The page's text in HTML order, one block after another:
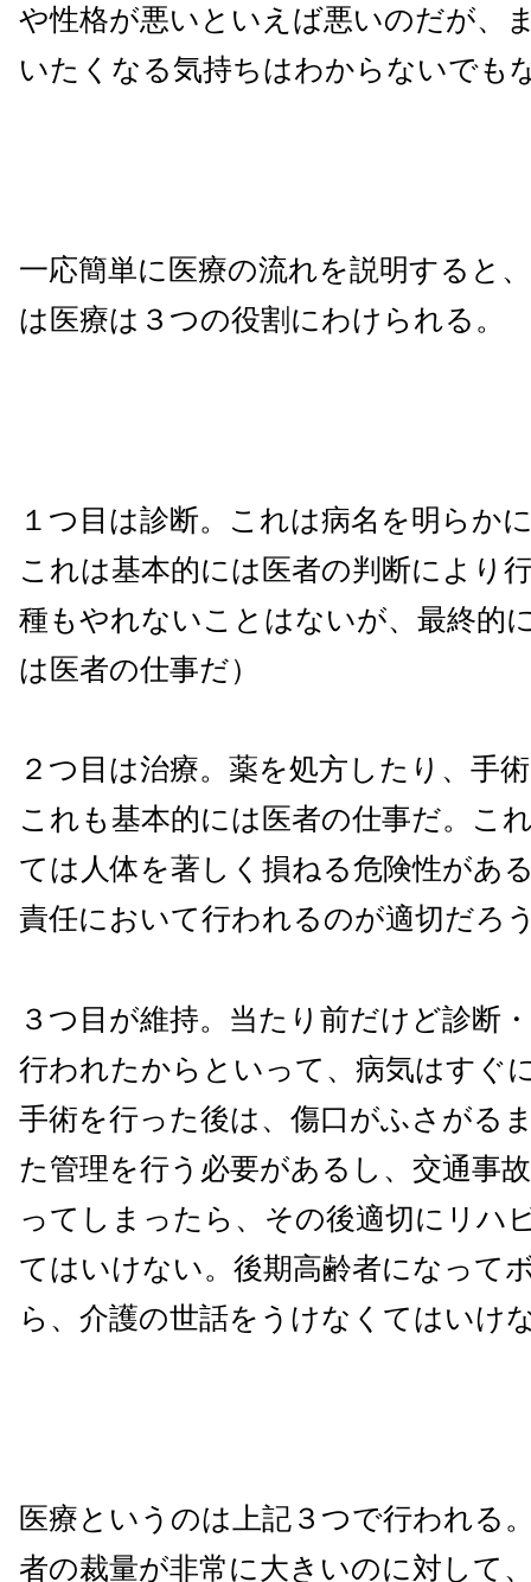
や性格が悪いといえば悪いのだが、
いたくなる気持ちはわからないでも
一応簡単に医療の流れを説明すると
は医療は３つの役割にわけられる。
１つ目は診断。これは病名を明らか
これは基本的には医者の判断により
種もやれないことはないが、最終的
は医者の仕事だ）
２つ目は治療。薬を処方したり、手
これも基本的には医者の仕事だ。こ
ては人体を著しく損ねる危険性があ
責任において行われるのが適切だろ
３つ目が維持。当たり前だけど診断
行われたからといって、病気はすぐ
手術を行った後は、傷口がふさがる
た管理を行う必要があるし、交通事
ってしまったら、その後適切にリハ
てはいけない。後期高齢者になって
ら、介護の世話をうけなくてはいけ
医療というのは上記３つで行われる
者の裁量が非常に大きいのに対して